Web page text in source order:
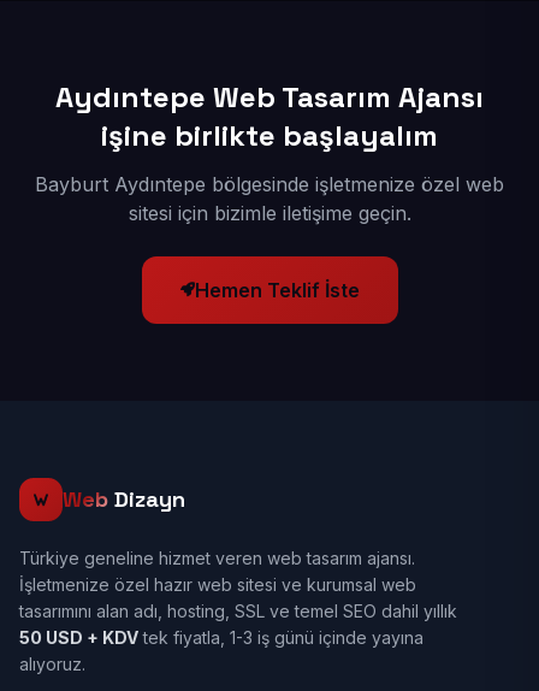
Aydıntepe Web Tasarım Ajansı
işine birlikte başlayalım
Bayburt Aydıntepe bölgesinde işletmenize özel web
sitesi için bizimle iletişime geçin.
Hemen Teklif İste
Web Dizayn
Türkiye geneline hizmet veren web tasarım ajansı.
İşletmenize özel hazır web sitesi ve kurumsal web
tasarımını alan adı, hosting, SSL ve temel SEO dahil yıllık
50 USD + KDVtek fiyatla, 1-3 iş günü içinde yayına
alıyoruz.